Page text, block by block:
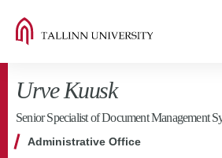
Urve Kuusk
Senior Specialist of Document Management
Administrative Office